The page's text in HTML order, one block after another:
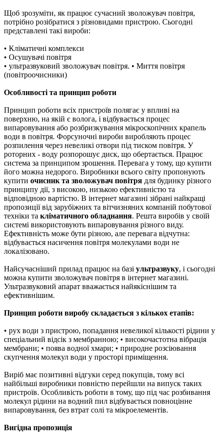
Щоб зрозуміти, як працює сучасний зволожувач повітря,
потрібно розібратися з різновидами пристрою. Сьогодні
представлені такі вироби:
• Кліматичні комплекси
• Осушувачі повітря
• ультразвуковий зволожувач повітря. • Миття повітря
(повітроочисники)
Особливості та принцип роботи
Принцип роботи всіх пристроїв полягає у впливі на
поверхню, на якій є волога, і відбувається процес
випаровування або розбризкування мікроскопічних крапель
води в повітря. Форсуночні вироби виробляють процес
розпилення через невеликі отвори під тиском повітря. У
роторних - воду розпорошує диск, що обертається. Працює
система за принципом зрошення. Перевага у тому, що купити
його можна недорого. Виробники всього світу пропонують
купити очисник та зволожувач повітря для будинку різного
принципу дії, з високою, низькою ефективністю та
відповідною вартістю. В інтернет магазині зібрані найкращі
пропозиції від зарубіжних та вітчизняних компаній побутової
техніки та кліматичного обладнання. Решта виробів у своїй
системі використовують випаровування різного виду.
Ефективність може бути різною, але перевага відчутна:
відбувається насичення повітря молекулами води не
локалізовано.
Найсучасніший прилад працює на базі ультразвуку, і сьогодні
можна купити зволожувач повітря в інтернет магазині.
Ультразвуковий апарат вважається найякіснішим та
ефективнішим.
Принцип роботи виробу складається з кількох етапів:
• рух води з пристрою, попадання невеликої кількості рідини у
спеціальний відсік з мембранною; • високочастотна вібрація
мембрани; • поява водної хмари; • природне розсіювання
скупчення молекул води у просторі приміщення.
Виріб має позитивні відгуки серед покупців, тому всі
найбільші виробники повністю перейшли на випуск таких
пристроїв. Особливість роботи в тому, що під час розбивання
молекул рідини на водний пил відбувається повноцінне
випаровування, без втрат солі та мікроелементів.
Вигідна пропозиція